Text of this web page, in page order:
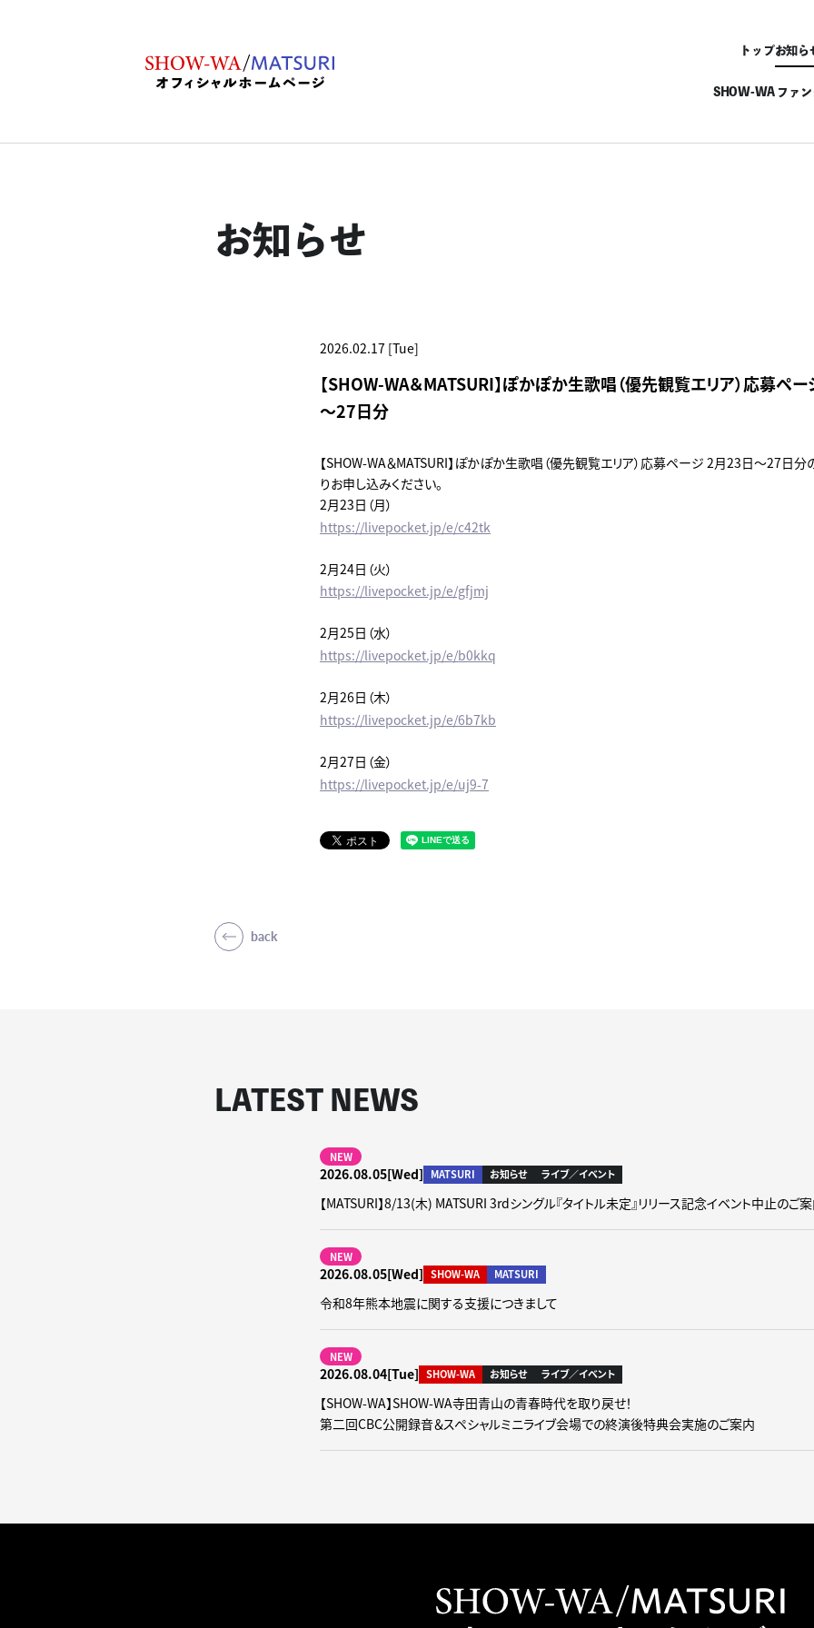
トップお知ら
SHOW-WA ファン
お知らせ
2026.02.17 [Tue]
【SHOW-WA＆MATSURI】ぽかぽか生歌唱（優先観覧エリア）応募ペ
～27日分
【SHOW-WA＆MATSURI】ぽかぽか生歌唱（優先観覧エリア）応募ページ 2月23日～27日
りお申し込みください。
2月23日（月）
https://livepocket.jp/e/c42tk
2月24日（火）
https://livepocket.jp/e/gfjmj
2月25日（水）
https://livepocket.jp/e/b0kkq
2月26日（木）
https://livepocket.jp/e/6b7kb
2月27日（金）
https://livepocket.jp/e/uj9-7
back
LATEST NEWS
NEW
2026.08.05[Wed] MATSURI お知らせ ライブ／イベント
【MATSURI】8/13(木) MATSURI 3rdシングル『タイトル未定』リリース記念イベント中止のご
NEW
2026.08.05[Wed] SHOW-WA MATSURI
令和8年熊本地震に関する支援につきまして
NEW
2026.08.04[Tue] SHOW-WA お知らせ ライブ／イベント
【SHOW-WA】SHOW-WA寺田青山の青春時代を取り戻せ！
第二回CBC公開録音＆スペシャルミニライブ会場での終演後特典会実施のご案内